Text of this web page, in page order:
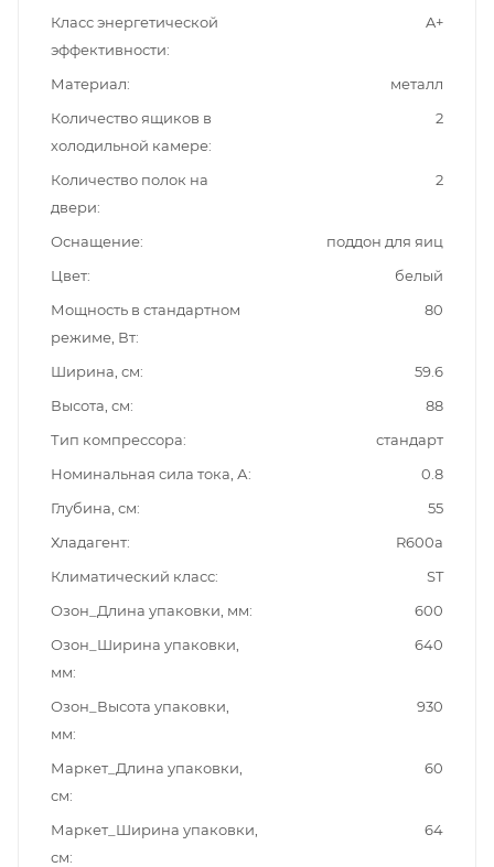
Класс энергетической
эффективности
A+
Материал
металл
Количество ящиков в
холодильной камере
2
Количество полок на
двери
2
Оснащение
поддон для яиц
Цвет
белый
Мощность в стандартном
режиме, Вт
80
Ширина, см
59.6
Высота, см
88
Тип компрессора
стандарт
Номинальная сила тока, А
0.8
Глубина, см
55
Хладагент
R600a
Климатический класс
ST
Озон_Длина упаковки, мм
600
Озон_Ширина упаковки,
мм
640
Озон_Высота упаковки,
мм
930
Маркет_Длина упаковки,
см
60
Маркет_Ширина упаковки,
см
64